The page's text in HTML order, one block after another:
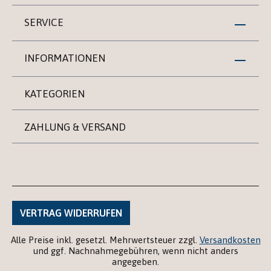
SERVICE
INFORMATIONEN
KATEGORIEN
ZAHLUNG & VERSAND
VERTRAG WIDERRUFEN
Alle Preise inkl. gesetzl. Mehrwertsteuer zzgl. Versandkosten
und ggf. Nachnahmegebühren, wenn nicht anders
angegeben.